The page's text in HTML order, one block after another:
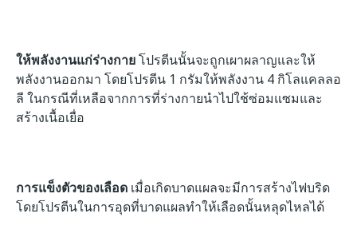
ให้พลังงานแก่ร่างกายโปรตีนนั้นจะถูกเผาผลาญและให้
พลังงานออกมา โดยโปรตีน 1 กรัมให้พลังงาน 4 กิโลแคลลอ
ลี ในกรณีที่เหลือจากการที่ร่างกายนำไปใช้ซ่อมแซมและ
สร้างเนื้อเยื่อ
การแข็งตัวของเลือด เมื่อเกิดบาดแผลจะมีการสร้างไฟบริด
โดยโปรตีนในการอุดที่บาดแผลทำให้เลือดนั้นหลุดไหลได้